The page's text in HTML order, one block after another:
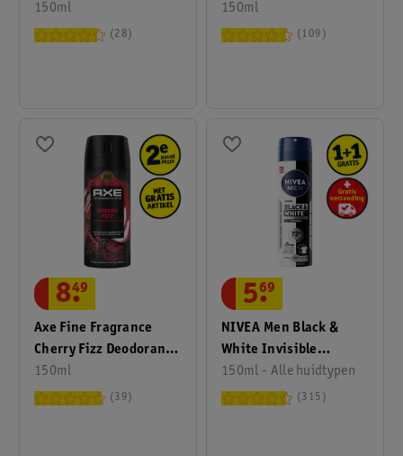
150ml
28
150ml
109
Axe Fine Fragrance
Cherry Fizz Deodorant
Bodyspray
150ml
8.
49
39
NIVEA Men Black &
White Invisible
Original
Antitranspirant Spray
150ml - Alle huidtypen
5.
69
315